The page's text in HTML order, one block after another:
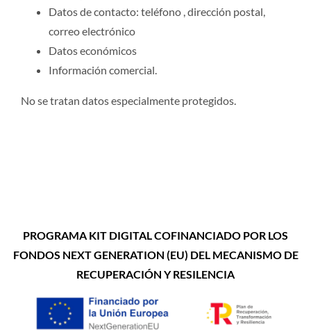
Datos de contacto: teléfono , dirección postal,
correo electrónico
Datos económicos
Información comercial.
No se tratan datos especialmente protegidos.
PROGRAMA KIT DIGITAL COFINANCIADO POR LOS
FONDOS NEXT GENERATION (EU) DEL MECANISMO DE
RECUPERACIÓN Y RESILENCIA